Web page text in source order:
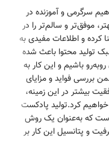
سرگرمی و آموزنده در
موفق‌تر و سالم‌تر را در
کرده و اطلاعات مفیدی به
تولید محتوا باعث شده
باشیم و این کار به
بررسی فواید و مزایای
بیشتر در این زمینه،
کرد.تولید پادکست
که به‌عنوان یک روش
و پتانسیل این کار بر